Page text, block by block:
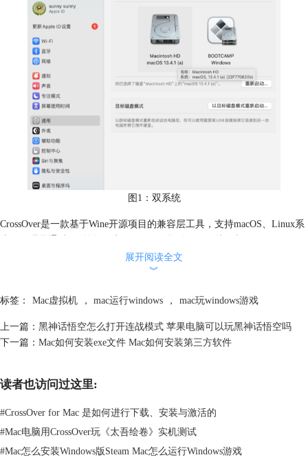
图1：双系统
CrossOver是一款基于Wine开源项目的兼容层工具，支持macOS、Linux系
系统的指令映射，在不安装完整Windows系统的前提下，为软件提供模拟
技术实现上，CrossOver通过构建Windows环境容器【Bottle】，封装应用
所需的动态链接库（DLL）、注册表项及系统配置，实现与宿主系统的隔
展开阅读全文
︾
标签： Mac虚拟机 ， mac运行windows ， mac玩windows游戏
上一篇： 黑神话悟空怎么打开连战模式 苹果电脑可以玩黑神话悟空吗
下一篇： Mac如何安装exe文件 Mac如何安装第三方软件
读者也访问过这里:
#CrossOver for Mac 是如何进行下载、安装与激活的
#Mac电脑用CrossOver玩《太吾绘卷》实机测试
#Mac怎么安装Windows版Steam Mac怎么运行Windows游戏